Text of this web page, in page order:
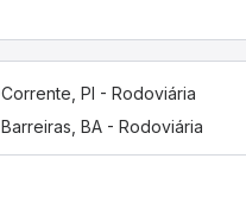
Corrente, PI - Rodoviária
Barreiras, BA - Rodoviária